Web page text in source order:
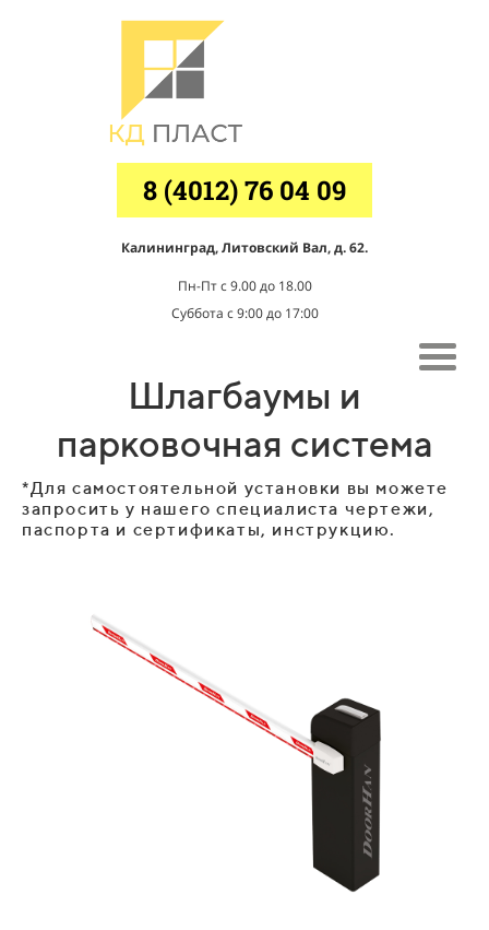
8 (4012) 76 04 09
Калининград, Литовский Вал, д. 62.
Пн-Пт с 9.00 до 18.00
Суббота с 9:00 до 17:00
Шлагбаумы и
парковочная система
*Для самостоятельной установки вы можете
запросить у нашего специалиста чертежи,
паспорта и сертификаты, инструкцию.